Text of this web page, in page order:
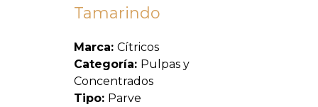
Tamarindo
Marca: Cítricos
Categoría: Pulpas y
Concentrados
Tipo: Parve